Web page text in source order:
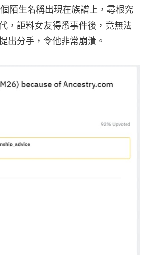
陌生名稱出現在族譜上，尋根究
，詎料女友得悉事件後，竟無法
出分手，令他非常崩潰。